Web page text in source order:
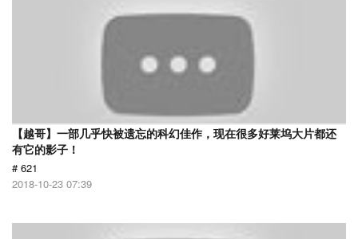
【越哥】一部几乎快被遗忘的科幻佳作，现在很多好莱坞大片都还
有它的影子！
# 621
2018-10-23 07:39